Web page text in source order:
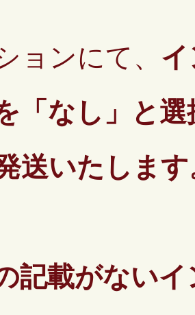
ョンにて、
「なし」と
送いたします
記載がない